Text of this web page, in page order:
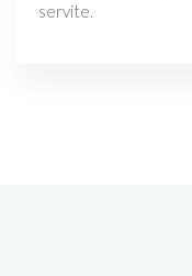
servite.